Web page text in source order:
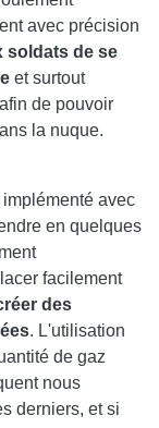
avec précision
soldats de se
et surtout
de pouvoir
la nuque.
implémenté avec
en quelques
facilement
des
. L'utilisation
de gaz
nous
derniers, et si